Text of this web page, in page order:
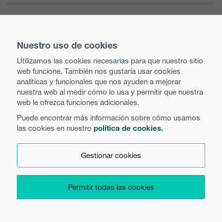
Nuestro uso de cookies
Utilizamos las cookies necesarias para que nuestro sitio
web funcione. También nos gustaría usar cookies
analíticas y funcionales que nos ayuden a mejorar
nuestra web al medir cómo lo usa y permitir que nuestra
web le ofrezca funciones adicionales.
Puede encontrar más información sobre cómo usamos
las cookies en nuestro política de cookies.
Gestionar cookies
Permitir todas las cookies
Prensa
Prácticas comerciales y éticas
Política de igualdad
Contacte con nosotros
Búsqueda de distribuidor
Uso de cookies
Política de privacidad
Copyright 2026 Optoma Europe Limited.